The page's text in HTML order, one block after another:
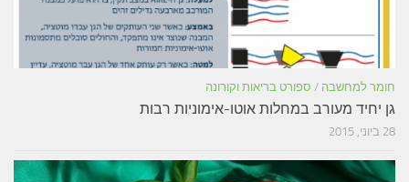
חומר למחשבה / ספורט בריאות וקורונה
גן יחיד מעורב במחלות אוטו-אימוניות רבות
28 ביוני, 2015